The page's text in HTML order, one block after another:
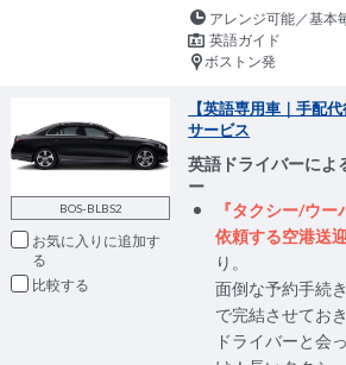
アレンジ可能／基本
英語ガイド
ボストン発
BOS-BLBS2
お気に入りに追加
比較
【英語専用車｜手配
サービス
英語ドライバーによ
ー
『タクシー/ウ
依頼する空港送
り。
面倒な予約手続
で完結させてお
ドライバーと会